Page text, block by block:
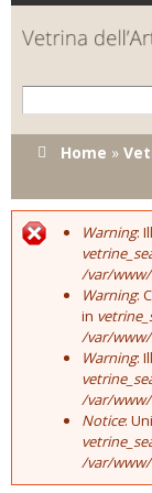
Tu sei qui
Home »
Warning:
/var/
Warning:
in
/var/
Warning:
/var/
Notice:
/var/